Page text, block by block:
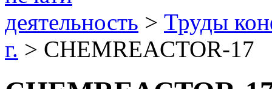
деятельность > Труды
г. > CHEMREACTOR-17